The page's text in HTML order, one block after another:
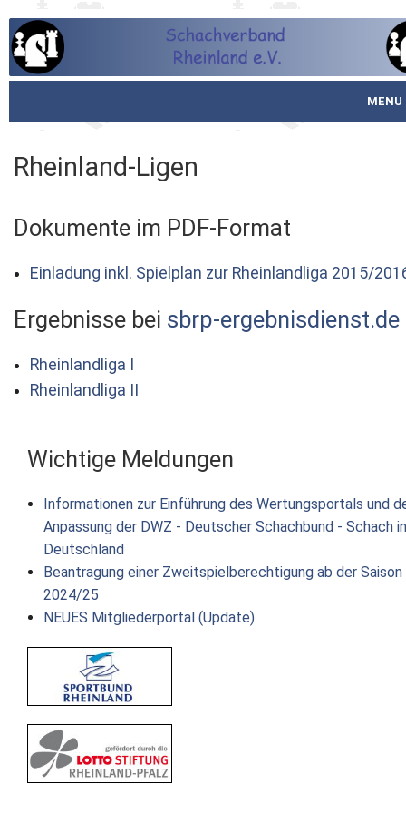
MENU
Spielbetrieb
Schachjugend
Meistertafel
Fotos
Service
Kontakt
Impressum
Datenschutz
Rheinland-Ligen
Dokumente im PDF-Format
Einladung inkl. Spielplan zur Rheinlandliga 2015/
Ergebnisse bei sbrp-ergebnisdienst.de
Rheinlandliga I
Rheinlandliga II
Wichtige Meldungen
Informationen zur Einführung des Wertungsportals und
Anpassung der DWZ - Deutscher Schachbund - Schach in
Deutschland
Beantragung einer Zweitspielberechtigung ab der Saison
2024/25
NEUES Mitgliederportal (Update)